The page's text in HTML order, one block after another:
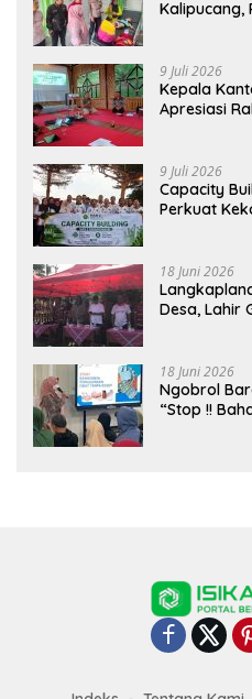
Kalipucang,
9 Juli 2026
Kepala
Apresiasi
9 Juli 2026
Capacity
Perkuat
18 Juni 2026
Desa, Lahir
18 Juni 2026
Ngobrol
“Stop !!